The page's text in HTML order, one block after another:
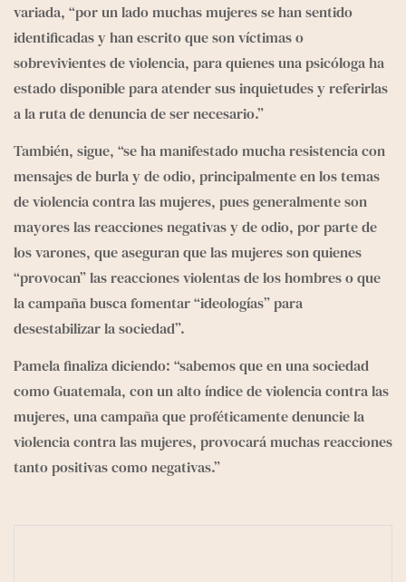
variada, “por un lado muchas mujeres se han sentido
identificadas y han escrito que son víctimas o
sobrevivientes de violencia, para quienes una psicóloga ha
estado disponible para atender sus inquietudes y referirlas
a la ruta de denuncia de ser necesario.”
También, sigue, “se ha manifestado mucha resistencia con
mensajes de burla y de odio, principalmente en los temas
de violencia contra las mujeres, pues generalmente son
mayores las reacciones negativas y de odio, por parte de
los varones, que aseguran que las mujeres son quienes
“provocan” las reacciones violentas de los hombres o que
la campaña busca fomentar “ideologías” para
desestabilizar la sociedad”.
Pamela finaliza diciendo: “sabemos que en una sociedad
como Guatemala, con un alto índice de violencia contra las
mujeres, una campaña que proféticamente denuncie la
violencia contra las mujeres, provocará muchas reacciones
tanto positivas como negativas.”